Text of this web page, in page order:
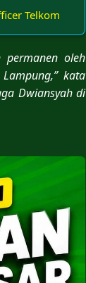
Telkom
oleh
kata
Dwiansyah di